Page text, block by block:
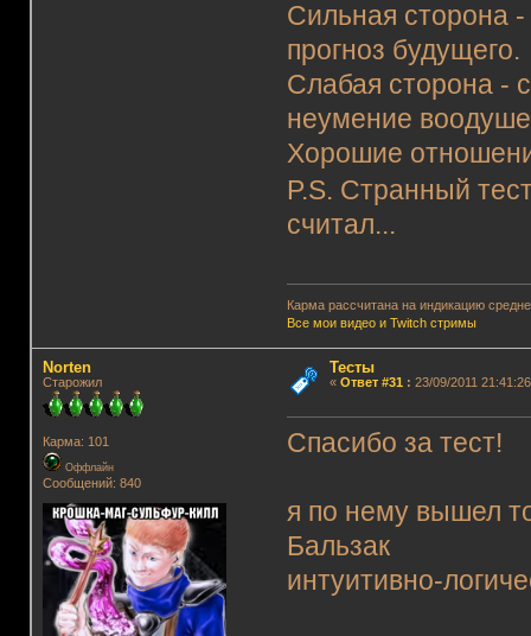
Сильная сторона
прогноз будущего.
Слабая сторона -
неумение
Хорошие
P.S. Странный
считал...
Карма рассчитана на индикацию
Все мои видео и Twitch стримы
Norten
Старожил
Карма: 101
Оффлайн
Сообщений: 840
Тесты
« Ответ #31 : 23/09/2011
Спасибо за тест!
я по нему вышел
Бальзак
интуитивно-